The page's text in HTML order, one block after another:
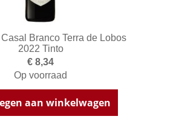
Branco Terra de Lobos
2022 Tinto
€ 8,34
Op voorraad
aan winkelwagen